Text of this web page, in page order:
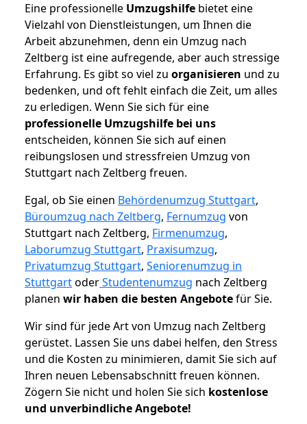
Eine professionelle Umzugshilfe bietet eine
Vielzahl von Dienstleistungen, um Ihnen die
Arbeit abzunehmen, denn ein Umzug nach
Zeltberg ist eine aufregende, aber auch stressige
Erfahrung. Es gibt so viel zu organisieren und zu
bedenken, und oft fehlt einfach die Zeit, um alles
zu erledigen. Wenn Sie sich für eine
professionelle Umzugshilfe bei uns
entscheiden, können Sie sich auf einen
reibungslosen und stressfreien Umzug von
Stuttgart nach Zeltberg freuen.
Egal, ob Sie einen Behördenumzug Stuttgart,
Büroumzug nach Zeltberg, Fernumzug von
Stuttgart nach Zeltberg, Firmenumzug,
Laborumzug Stuttgart, Praxisumzug,
Privatumzug Stuttgart, Seniorenumzug in
StuttgartoderStudentenumzug nach Zeltberg
planen wir haben die besten Angebotefür Sie.
Wir sind für jede Art von Umzug nach Zeltberg
gerüstet. Lassen Sie uns dabei helfen, den Stress
und die Kosten zu minimieren, damit Sie sich auf
Ihren neuen Lebensabschnitt freuen können.
Zögern Sie nicht und holen Sie sich kostenlose
und unverbindliche Angebote!